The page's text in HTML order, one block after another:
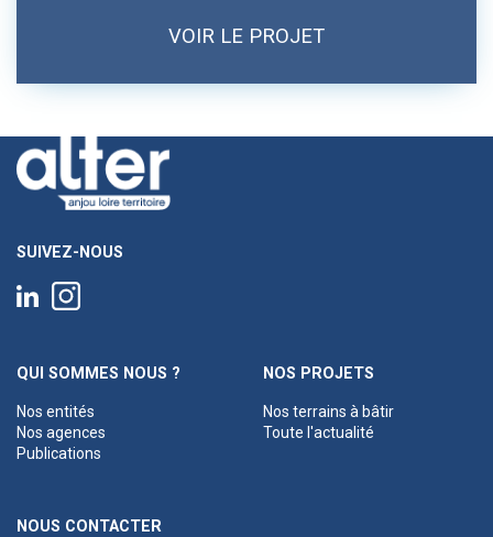
VOIR LE PROJET
SUIVEZ-NOUS
QUI SOMMES NOUS ?
Nos entités
Nos agences
Publications
NOS PROJETS
Nos terrains à bâtir
Toute l'actualité
NOUS CONTACTER